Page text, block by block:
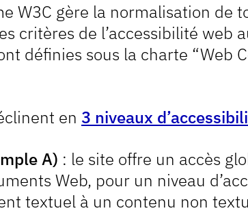
W3C gère la normalisation de
critères de l’accessibilité web
définies sous la charte “Web
en 3 niveaux
A) : le site offre un accès
Web, pour un niveau
textuel à un contenu non